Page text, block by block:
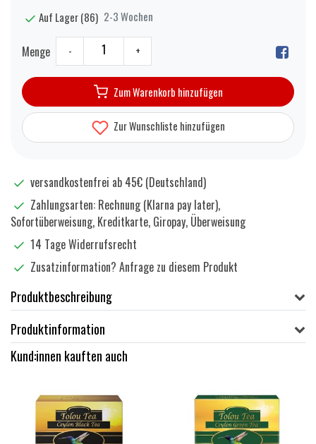
Auf Lager (86) 2-3 Wochen
Menge - +
Zum Warenkorb hinzufügen
Zur Wunschliste hinzufügen
versandkostenfrei ab 45€ (Deutschland)
Zahlungsarten: Rechnung (Klarna pay later),
Sofortüberweisung, Kreditkarte, Giropay, Überweisung
14 Tage Widerrufsrecht
Zusatzinformation? Anfrage zu diesem Produkt
Produktbeschreibung
Produktinformation
Kund:innen kauften auch